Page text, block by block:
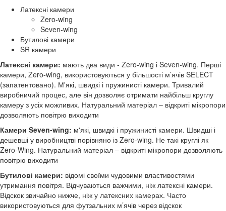
Латексні камери
Zero-wing
Seven-wing
Бутилові камери
SR камери
Латексні камери: мають два види - Zero-wing і Seven-wing. Перші
камери, Zero-wing, використовуються у більшості м’ячів SELECT
(запатентовано). М'які, швидкі і пружинисті камери. Тривалий
виробничий процес, але він дозволяє отримати найбільш круглу
камеру з усіх можливих. Натуральний матеріал – відкриті мікропори
дозволяють повітрю виходити
Камери Seven-wing: м'які, швидкі і пружинисті камери. Швидші і
дешевші у виробництві порівняно із Zero-wing. Не такі круглі як
Zero-Wing. Натуральний матеріал – відкриті мікропори дозволяють
повітрю виходити
Бутилові камери: відомі своїми чудовими властивостями
утримання повітря. Відчуваються важчими, ніж латексні камери.
Відскок звичайно нижче, ніж у латексних камерах. Часто
використовуються для футзальних м’ячів через відскок